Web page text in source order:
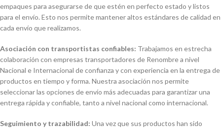
empaques para asegurarse de que estén en perfecto estado y listos
para el envío. Esto nos permite mantener altos estándares de calidad en
cada envío que realizamos.
Asociación con transportistas confiables: Trabajamos en estrecha
colaboración con empresas transportadores de Renombre a nivel
Nacional e Internacional de confianza y con experiencia en la entrega de
productos en tiempo y forma. Nuestra asociación nos permite
seleccionar las opciones de envío más adecuadas para garantizar una
entrega rápida y confiable, tanto a nivel nacional como internacional.
Seguimiento y trazabilidad: Una vez que sus productos han sido